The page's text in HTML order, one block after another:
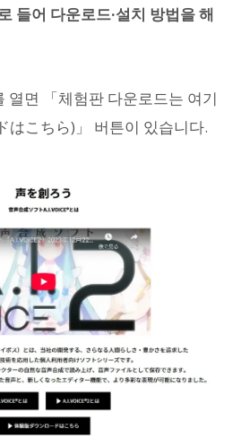
들어 다운로드·설치 방법을 해
열면 「체험판 다운로드는 여기
はこちら)」 버튼이 있습니다.